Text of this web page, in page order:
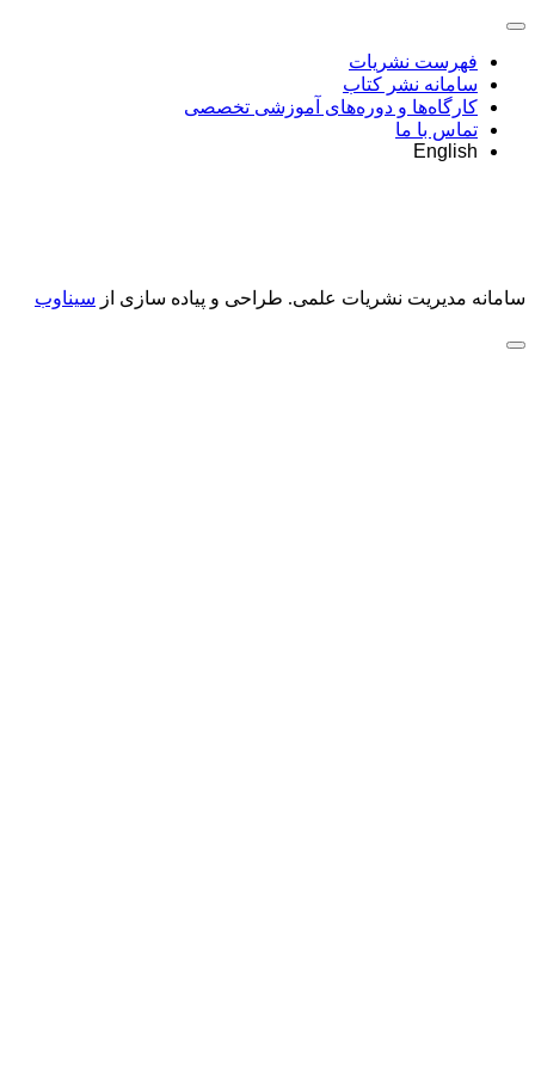
فهرست نشریات
سامانه نشر کتاب
کارگاه‌ها و دوره‌های آموزشی تخصصی
تماس با ما
English
سامانه مدیریت نشریات علمی. طراحی و پیاده سازی از سیناوب